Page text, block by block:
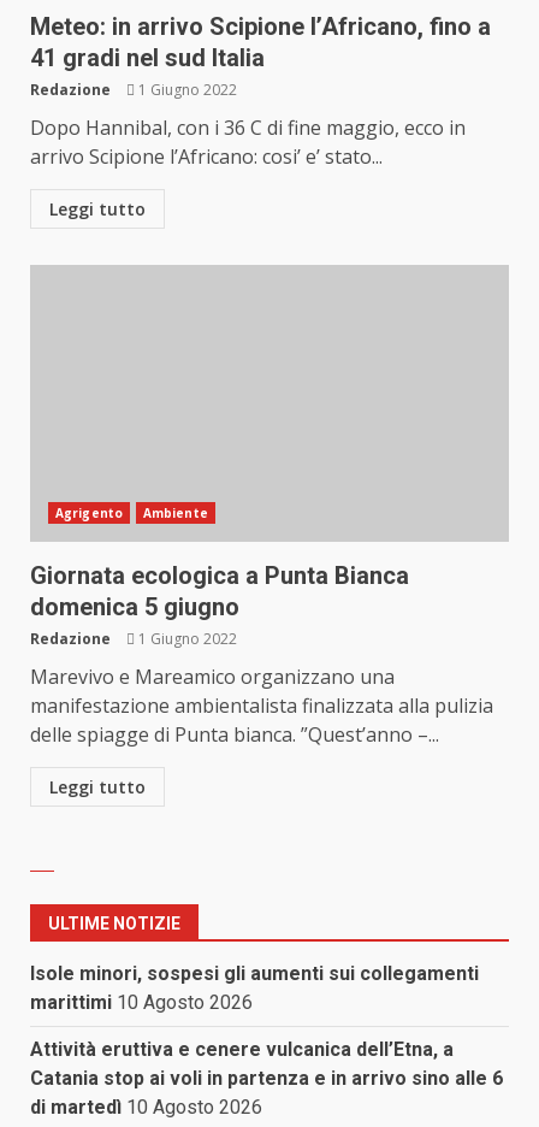
Meteo: in arrivo Scipione l’Africano, fino a
41 gradi nel sud Italia
Redazione 1 Giugno 2022
Dopo Hannibal, con i 36 C di fine maggio, ecco in
arrivo Scipione l’Africano: cosi’ e’ stato...
Leggi tutto
Agrigento Ambiente
Giornata ecologica a Punta Bianca
domenica 5 giugno
Redazione 1 Giugno 2022
Marevivo e Mareamico organizzano una
manifestazione ambientalista finalizzata alla pulizia
delle spiagge di Punta bianca. ”Quest’anno –...
Leggi tutto
ULTIME NOTIZIE
Isole minori, sospesi gli aumenti sui collegamenti
marittimi 10 Agosto 2026
Attività eruttiva e cenere vulcanica dell’Etna, a
Catania stop ai voli in partenza e in arrivo sino alle 6
di martedì 10 Agosto 2026